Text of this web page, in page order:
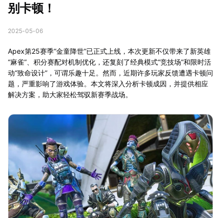
别卡顿！
2025-05-06
Apex第25赛季“金童降世”已正式上线，本次更新不仅带来了新英雄
“麻雀”、积分赛配对机制优化，还复刻了经典模式“竞技场”和限时活
动“致命设计”，可谓乐趣十足。然而，近期许多玩家反馈遭遇卡顿问
题，严重影响了游戏体验。本文将深入分析卡顿成因，并提供相应
解决方案，助大家轻松驾驭新赛季战场。